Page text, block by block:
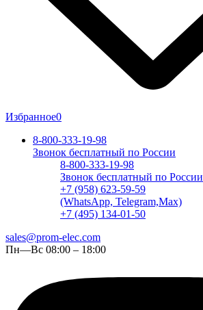
Избранное0
8-800-333-19-98
Звонок бесплатный по России
8-800-333-19-98
Звонок бесплатный по России
+7 (958) 623-59-59
(WhatsApp, Telegram,Max)
+7 (495) 134-01-50
sales@prom-elec.com
Пн—Вс 08:00 – 18:00